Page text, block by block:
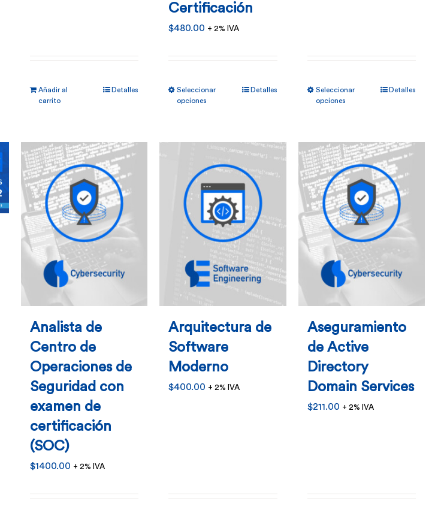
Añadir al
carrito
Detalles
Certificación
$480.00 + 2% IVA
Seleccionar
opciones
variantes.
Las
opciones
se
pueden
elegir
en
la
página
de
producto
Detalles
Seleccionar
opciones
variantes.
Las
opciones
se
pueden
elegir
en
página
de
producto
Detalles
Analista de
Centro de
Operaciones de
Seguridad con
examen de
certificación
(SOC)
$1400.00 + 2% IVA
Arquitectura de
Software
Moderno
$400.00 + 2% IVA
Aseguramiento
de Active
Directory
Domain Services
$211.00 + 2% IVA